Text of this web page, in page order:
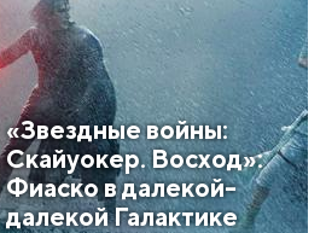
​«Звездные войны:
Скайуокер. Восход»:
Фиаско в далекой-
далекой Галактике